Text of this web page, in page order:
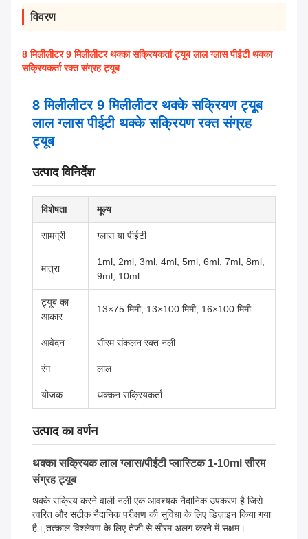
विवरण
8 मिलीलीटर 9 मिलीलीटर थक्का सक्रियकर्ता ट्यूब लाल ग्लास पीईटी थक्का
सक्रियकर्ता रक्त संग्रह ट्यूब
8 मिलीलीटर 9 मिलीलीटर थक्के सक्रियण ट्यूब
लाल ग्लास पीईटी थक्के सक्रियण रक्त संग्रह
ट्यूब
उत्पाद विनिर्देश
विशेषता मूल्य
सामग्री ग्लास या पीईटी
मात्रा
1ml, 2ml, 3ml, 4ml, 5ml, 6ml, 7ml, 8ml,
9ml, 10ml
ट्यूब का
आकार
13×75 मिमी, 13×100 मिमी, 16×100 मिमी
आवेदन सीरम संकलन रक्त नली
रंग लाल
योजक थक्कन सक्रियकर्ता
उत्पाद का वर्णन
थक्का सक्रियक लाल ग्लास/पीईटी प्लास्टिक 1-10ml सीरम
संग्रह ट्यूब
थक्के सक्रिय करने वाली नली एक आवश्यक नैदानिक उपकरण है जिसे
त्वरित और सटीक नैदानिक परीक्षण की सुविधा के लिए डिज़ाइन किया गया
है।,तत्काल विश्लेषण के लिए तेजी से सीरम अलग करने में सक्षम।